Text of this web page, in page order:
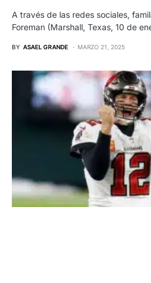
A través de las redes sociales,
Foreman (Marshall, Texas, 10 de
BY ASAEL GRANDE MARZO 21, 2025